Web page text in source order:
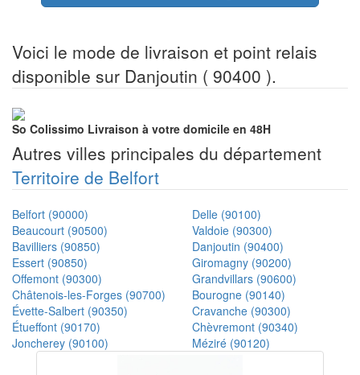
Voici le mode de livraison et point relais
disponible sur Danjoutin ( 90400 ).
So Colissimo Livraison à votre domicile en 48H
Autres villes principales du département
Territoire de Belfort
Belfort (90000)
Delle (90100)
Beaucourt (90500)
Valdoie (90300)
Bavilliers (90850)
Danjoutin (90400)
Essert (90850)
Giromagny (90200)
Offemont (90300)
Grandvillars (90600)
Châtenois-les-Forges (90700)
Bourogne (90140)
Évette-Salbert (90350)
Cravanche (90300)
Étueffont (90170)
Chèvremont (90340)
Joncherey (90100)
Méziré (90120)